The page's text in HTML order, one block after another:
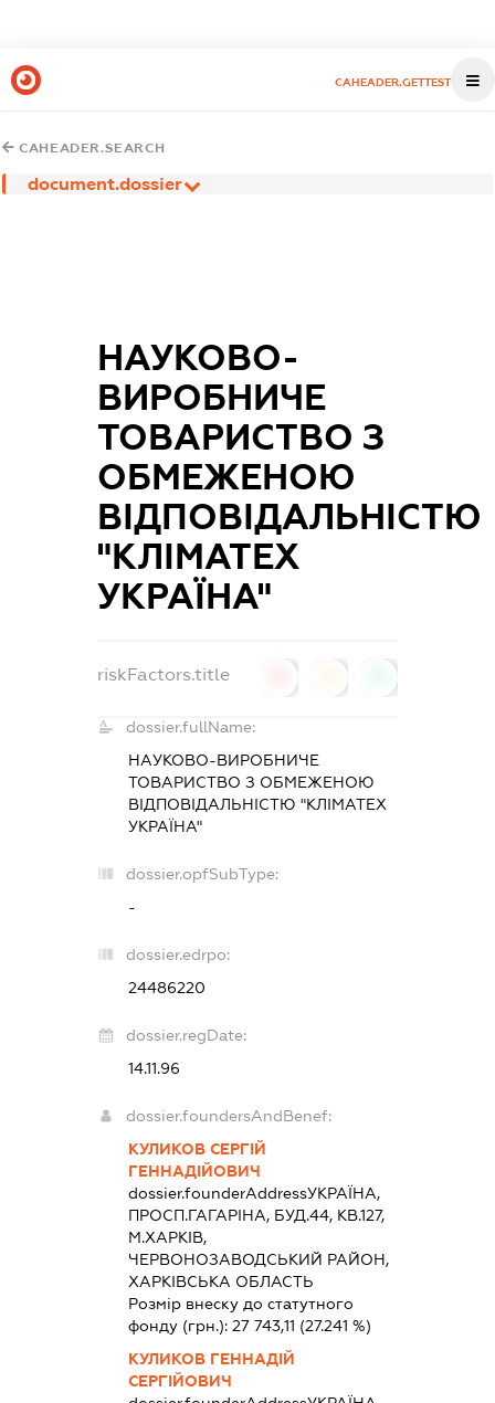
CAHEADER.GETTEST
CAHEADER.SEARCH
document.dossier
НАУКОВО-
ВИРОБНИЧЕ
ТОВАРИСТВО З
ОБМЕЖЕНОЮ
ВІДПОВІДАЛЬНІСТЮ
"КЛІМАТЕХ
УКРАЇНА"
riskFactors.title
dossier.fullName:
НАУКОВО-ВИРОБНИЧЕ
ТОВАРИСТВО З ОБМЕЖЕНОЮ
ВІДПОВІДАЛЬНІСТЮ "КЛІМАТЕХ
УКРАЇНА"
dossier.opfSubType:
-
dossier.edrpo:
24486220
dossier.regDate:
14.11.96
dossier.foundersAndBenef:
КУЛИКОВ СЕРГІЙ
ГЕННАДІЙОВИЧ
dossier.founderAddressУКРАЇНА,
ПРОСП.ГАГАРІНА, БУД.44, КВ.127,
М.ХАРКІВ,
ЧЕРВОНОЗАВОДСЬКИЙ РАЙОН,
ХАРКІВСЬКА ОБЛАСТЬ
Розмір внеску до статутного
фонду (грн.):27 743,11 (27.241 %)
КУЛИКОВ ГЕННАДІЙ
СЕРГІЙОВИЧ